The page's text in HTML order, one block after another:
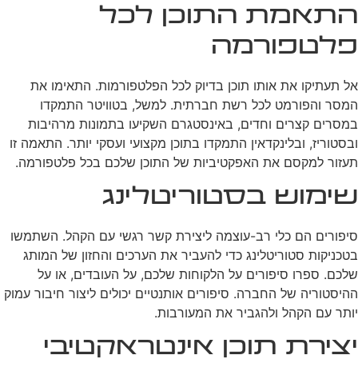
התאמת התוכן לכל
פלטפורמה
אל תעתיקו את אותו תוכן בדיוק לכל הפלטפורמות. התאימו את
המסר והפורמט לכל רשת חברתית. למשל, בטוויטר התמקדו
במסרים קצרים וחדים, באינסטגרם השקיעו בתמונות מרהיבות
ובסטוריז, ובלינקדאין התמקדו בתוכן מקצועי ועסקי יותר. התאמה זו
תעזור למקסם את האפקטיביות של התוכן שלכם בכל פלטפורמה.
שימוש בסטוריטלינג
סיפורים הם כלי רב-עוצמה ליצירת קשר רגשי עם הקהל. השתמשו
בטכניקות סטוריטלינג כדי להעביר את הערכים והחזון של המותג
שלכם. ספרו סיפורים על הלקוחות שלכם, על העובדים, או על
ההיסטוריה של החברה. סיפורים אותנטיים יכולים ליצור חיבור עמוק
יותר עם הקהל ולהגביר את המעורבות.
יצירת תוכן אינטראקטיבי